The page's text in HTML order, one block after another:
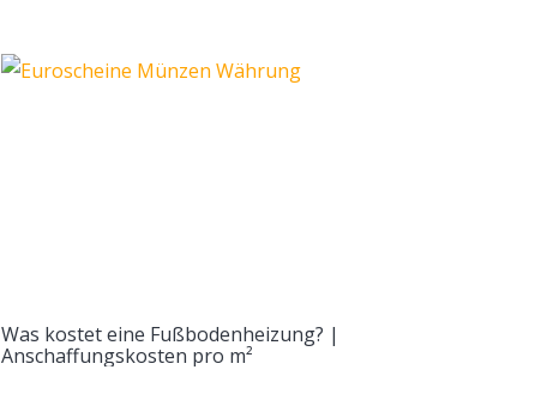
Was kostet eine Fußbodenheizung? |
Anschaffungskosten pro m²